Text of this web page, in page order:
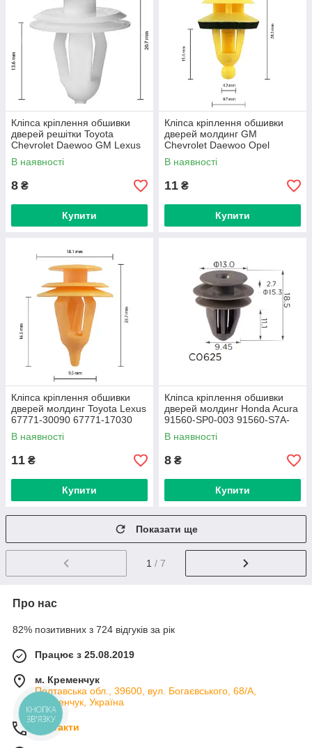
Кліпса кріплення обшивки
дверей решітки Toyota
Chevrolet Daewoo GM Lexus
Suzuki (C0534)
В наявності
8 ₴
Купити
Кліпса кріплення обшивки
дверей молдинг GM
Chevrolet Daewoo Opel
22600612 22651066 (C0617)
В наявності
11 ₴
Купити
Кліпса кріплення обшивки
дверей молдинг Toyota Lexus
67771-30090 67771-17030
67771-28030 GM 95008221
(C0624)
В наявності
11 ₴
Купити
Кліпса кріплення обшивки
дверей молдинг Honda Acura
91560-SP0-003 91560-S7A-
003 (C0625)
В наявності
8 ₴
Купити
Показати ще
1 / 7
Про нас
82% позитивних з 724 відгуків за рік
Працює з 25.08.2019
м. Кременчук
Полтавська обл., 39600, вул. Богаєвського, 68/А,
Кременчук, Україна
Контакти
КНОПКА
ЗВ'ЯЗКУ